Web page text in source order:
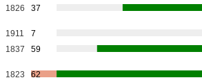
1826 37
1911
7
1837 59
1823 62